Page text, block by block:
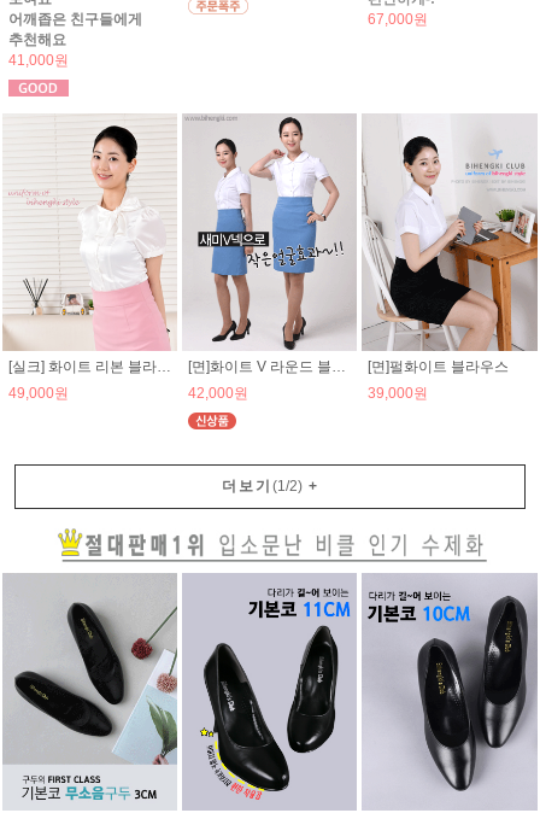
어깨좁은 친구들에게
추천해요
41,000원
67,000원
[실크] 화이트 리본 블라우스
49,000원
[면]화이트 V 라운드 블라우스
42,000원
[면]펄화이트 블라우스
39,000원
더보기 (1/2)+